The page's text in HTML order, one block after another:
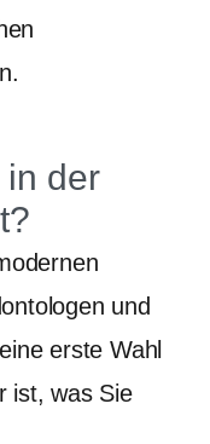
der
und
erste Wahl
ist, was Sie